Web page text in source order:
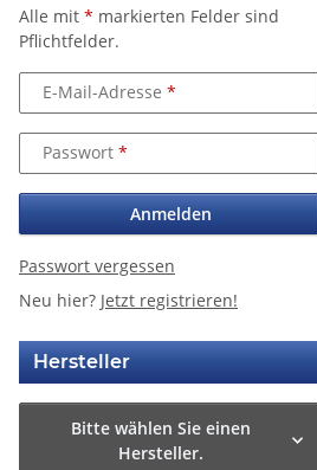
Alle mit * markierten Felder sind
Pflichtfelder.
E-Mail-Adresse
Passwort
Anmelden
Passwort vergessen
Neu hier? Jetzt registrieren!
Hersteller
Bitte wählen Sie einen
Hersteller.